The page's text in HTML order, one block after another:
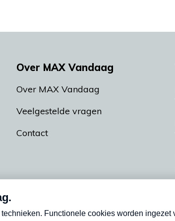
Over MAX Vandaag
Over MAX Vandaag
Veelgestelde vragen
Contact